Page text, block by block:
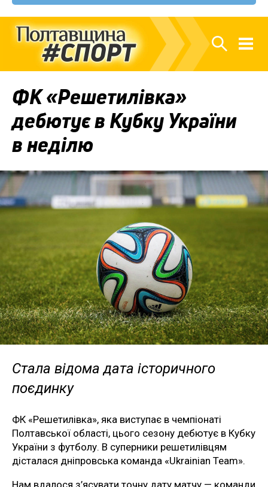
ФК «Решетилівка»
дебютує в Кубку України
в неділю
Стала відома дата історичного
поєдинку
ФК «Решетилівка», яка виступає в чемпіонаті
Полтавської області, цього сезону дебютує в Кубку
України з футболу. В суперники решетилівцям
дісталася дніпровська команда «Ukrainian Team».
Нам вдалося з’ясувати точну дату матчу — команди